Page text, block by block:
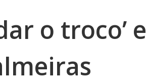
o troco’ e